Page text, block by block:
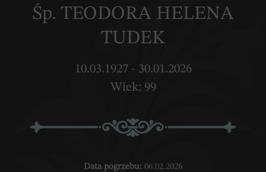
Śp. TEODORA HELENA
TUDEK
10.03.1927 - 30.01.2026
Wiek: 99
Data pogrzebu: 06.02.2026